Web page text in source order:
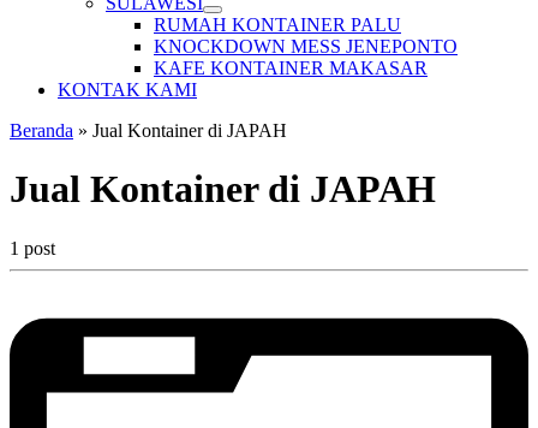
RUMAH KONTAINER PALU
KNOCKDOWN MESS JENEPONTO
KAFE KONTAINER MAKASAR
KONTAK KAMI
Beranda » Jual Kontainer di JAPAH
Jual Kontainer di JAPAH
1 post